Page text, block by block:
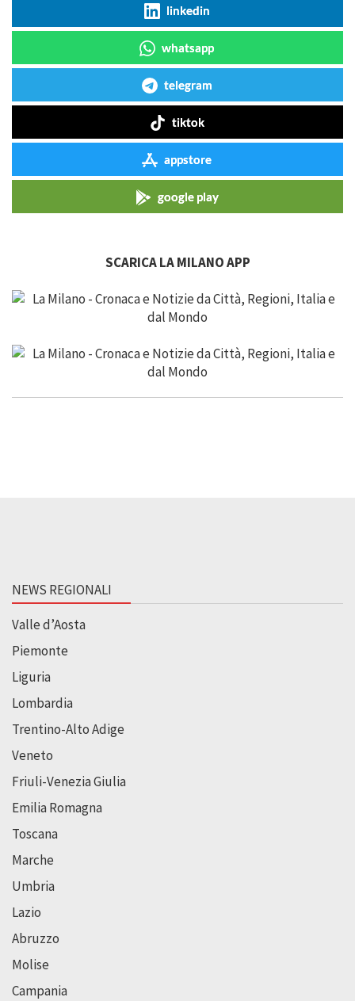
linkedin
whatsapp
telegram
tiktok
appstore
google play
SCARICA LA MILANO APP
NEWS REGIONALI
Valle d’Aosta
Piemonte
Liguria
Lombardia
Trentino-Alto Adige
Veneto
Friuli-Venezia Giulia
Emilia Romagna
Toscana
Marche
Umbria
Lazio
Abruzzo
Molise
Campania